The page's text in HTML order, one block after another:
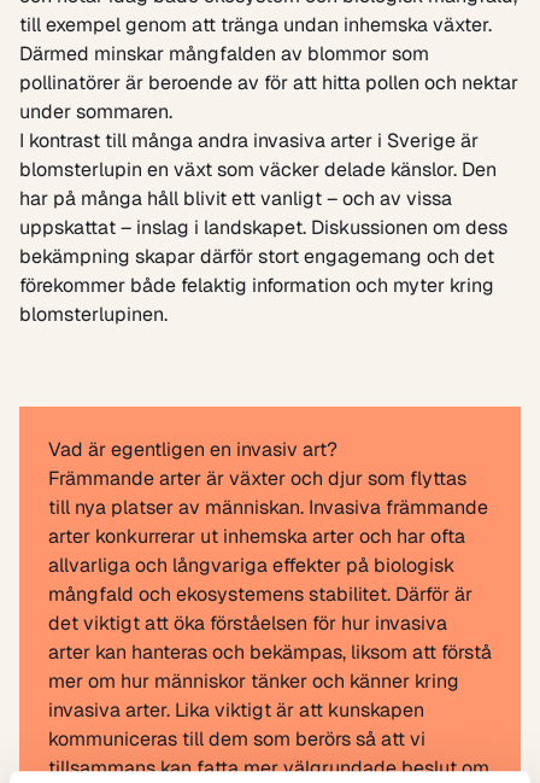
till exempel genom att tränga undan inhemska växter.
Därmed minskar mångfalden av blommor som
pollinatörer är beroende av för att hitta pollen och nektar
under sommaren.
I kontrast till många andra invasiva arter i Sverige är
blomsterlupin en växt som väcker delade känslor. Den
har på många håll blivit ett vanligt – och av vissa
uppskattat – inslag i landskapet. Diskussionen om dess
bekämpning skapar därför stort engagemang och det
förekommer både felaktig information och myter kring
blomsterlupinen.
Vad är egentligen en invasiv art?
Främmande arter är växter och djur som flyttas
till nya platser av människan. Invasiva främmande
arter konkurrerar ut inhemska arter och har ofta
allvarliga och långvariga effekter på biologisk
mångfald och ekosystemens stabilitet. Därför är
det viktigt att öka förståelsen för hur invasiva
arter kan hanteras och bekämpas, liksom att förstå
mer om hur människor tänker och känner kring
invasiva arter. Lika viktigt är att kunskapen
kommuniceras till dem som berörs så att vi
tillsammans kan fatta mer välgrundade beslut om